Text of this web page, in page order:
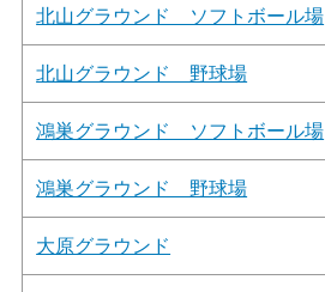
北山グラウンド ソフトボール場
北山グラウンド 野球場
鴻巣グラウンド ソフトボール場
鴻巣グラウンド 野球場
大原グラウンド